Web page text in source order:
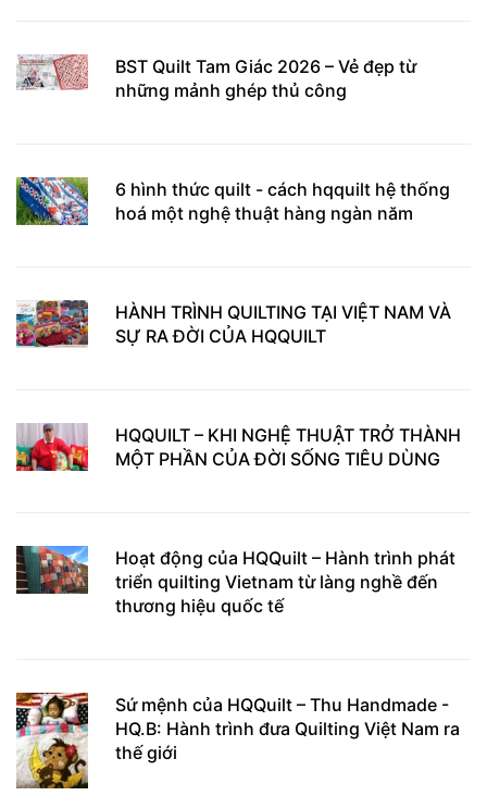
BST Quilt Tam Giác 2026 – Vẻ đẹp từ
những mảnh ghép thủ công
6 hình thức quilt - cách hqquilt hệ thống
hoá một nghệ thuật hàng ngàn năm
HÀNH TRÌNH QUILTING TẠI VIỆT NAM VÀ
SỰ RA ĐỜI CỦA HQQUILT
HQQUILT – KHI NGHỆ THUẬT TRỞ THÀNH
MỘT PHẦN CỦA ĐỜI SỐNG TIÊU DÙNG
Hoạt động của HQQuilt – Hành trình phát
triển quilting Vietnam từ làng nghề đến
thương hiệu quốc tế
Sứ mệnh của HQQuilt – Thu Handmade -
HQ.B: Hành trình đưa Quilting Việt Nam ra
thế giới